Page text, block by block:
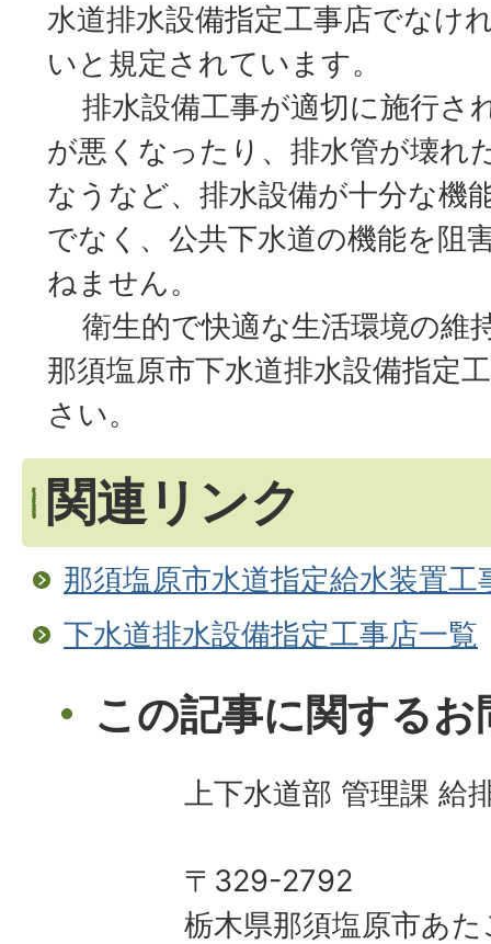
水道排水設備指定工事店でなけ
いと規定されています。
排水設備工事が適切に施行さ
が悪くなったり、排水管が壊れ
なうなど、排水設備が十分な機
でなく、公共下水道の機能を阻
ねません。
衛生的で快適な生活環境の維
那須塩原市下水道排水設備指定
さい。
関連リンク
那須塩原市水道指定給水装置工
下水道排水設備指定工事店一覧
この記事に関する
上下水道部 管理課 給
〒329-2792
栃木県那須塩原市あ